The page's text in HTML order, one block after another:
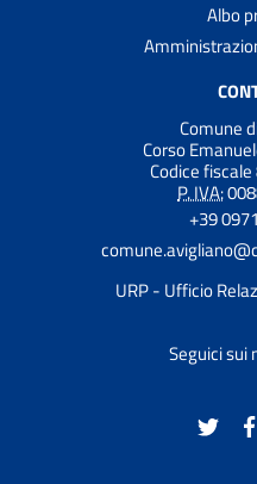
Albo
Comune
Corso
Codice
P. IVA:
+39
URP - Ufficio
Seguici sui